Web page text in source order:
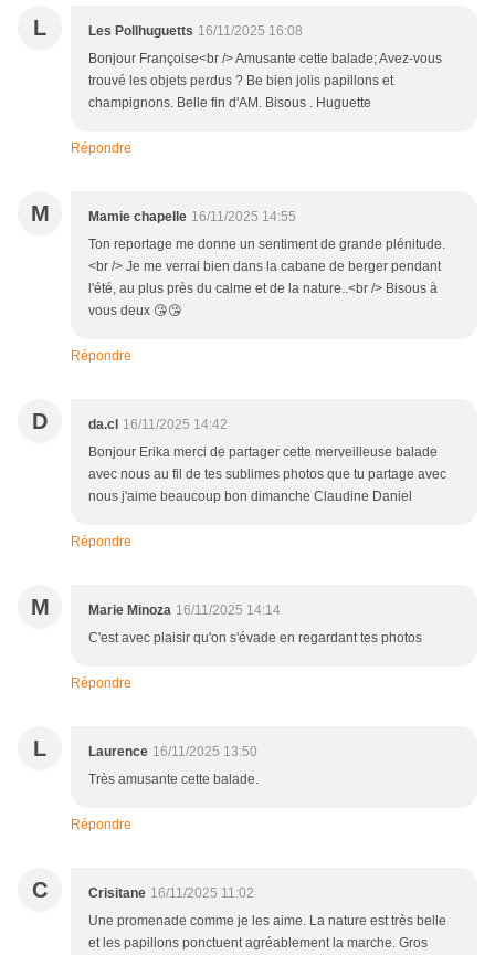
L Les Pollhuguetts 16/11/2025 16:08
Bonjour Françoise<br /> Amusante cette balade; Avez-vous
trouvé les objets perdus ? Be bien jolis papillons et
champignons. Belle fin d'AM. Bisous . Huguette
Répondre
M Mamie chapelle 16/11/2025 14:55
Ton reportage me donne un sentiment de grande plénitude.
<br /> Je me verrai bien dans la cabane de berger pendant
l'été, au plus près du calme et de la nature..<br /> Bisous à
vous deux 😘😘
Répondre
D da.cl 16/11/2025 14:42
Bonjour Erika merci de partager cette merveilleuse balade
avec nous au fil de tes sublimes photos que tu partage avec
nous j'aime beaucoup bon dimanche Claudine Daniel
Répondre
M Marie Minoza 16/11/2025 14:14
C'est avec plaisir qu'on s'évade en regardant tes photos
Répondre
L Laurence 16/11/2025 13:50
Très amusante cette balade.
Répondre
C Crisitane 16/11/2025 11:02
Une promenade comme je les aime. La nature est très belle
et les papillons ponctuent agréablement la marche. Gros